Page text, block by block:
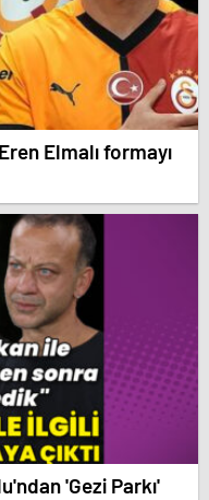
Elmalı formayı
'Gezi Parkı'